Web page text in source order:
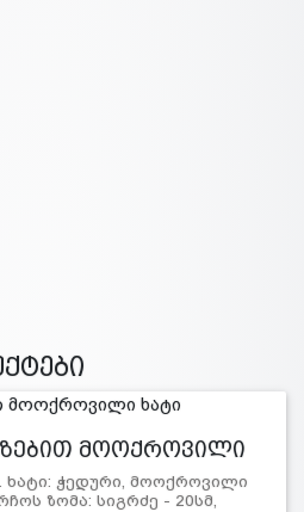
მოოქროვილი
ჭედური, მოოქროვილი
ზომა: სიგრძე - 20სმ,